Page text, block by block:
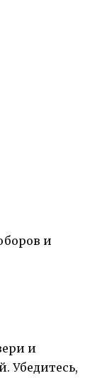
и
и
Убедитесь,